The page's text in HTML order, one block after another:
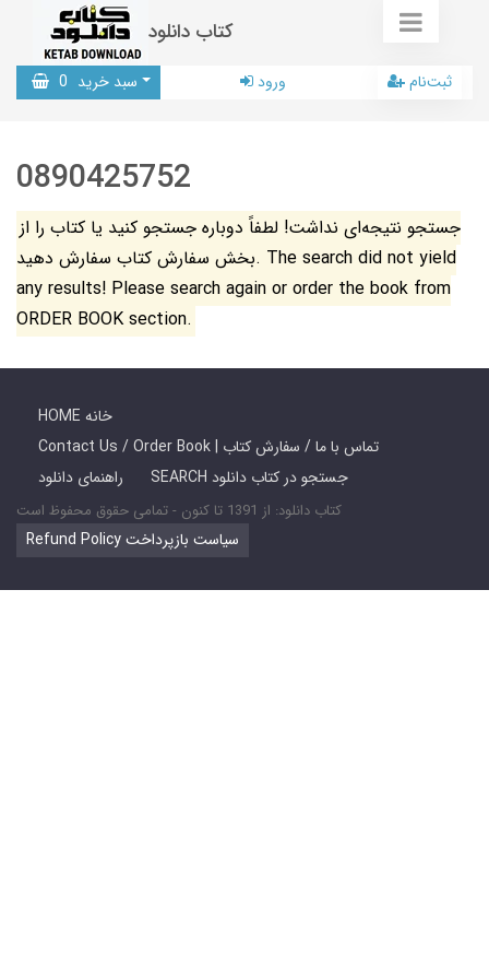
کتاب دانلود
سبد خرید 0 ورود ثبت‌نام
0890425752
جستجو نتیجه‌ای نداشت! لطفاً دوباره جستجو کنید یا کتاب را از
بخش سفارش کتاب سفارش دهید. The search did not yield
any results! Please search again or order the book from
ORDER BOOK section.
HOME خانه
Contact Us / Order Book | تماس با ما / سفارش کتاب
راهنمای دانلود
SEARCH جستجو در کتاب دانلود
کتاب دانلود: از 1391 تا کنون - تمامی حقوق محفوظ است
Refund Policy سیاست بازپرداخت